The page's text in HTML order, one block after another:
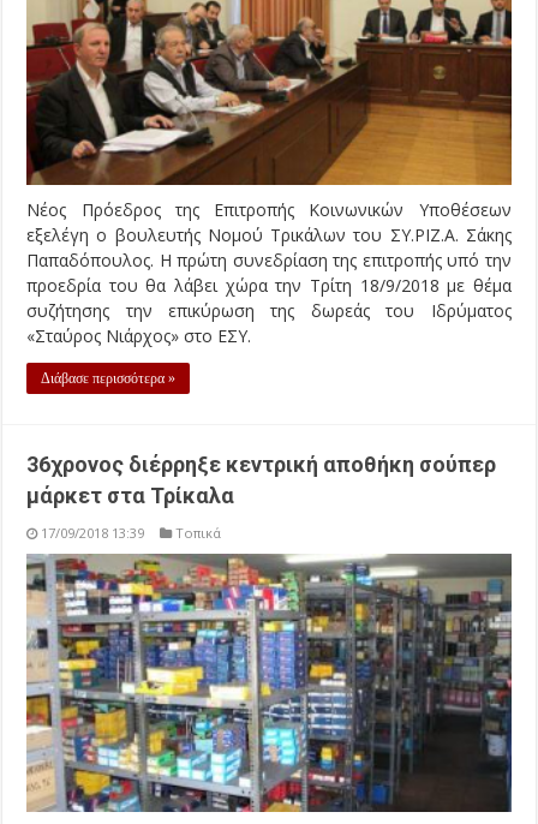
Νέος Πρόεδρος της Επιτροπής Κοινωνικών Υποθέσεων
εξελέγη ο βουλευτής Νομού Τρικάλων του ΣΥ.ΡΙΖ.Α. Σάκης
Παπαδόπουλος. Η πρώτη συνεδρίαση της επιτροπής υπό την
προεδρία του θα λάβει χώρα την Τρίτη 18/9/2018 με θέμα
συζήτησης την επικύρωση της δωρεάς του Ιδρύματος
«Σταύρος Νιάρχος» στο ΕΣΥ.
Διάβασε περισσότερα »
36χρονος διέρρηξε κεντρική αποθήκη σούπερ
μάρκετ στα Τρίκαλα
17/09/2018 13:39 Τοπικά